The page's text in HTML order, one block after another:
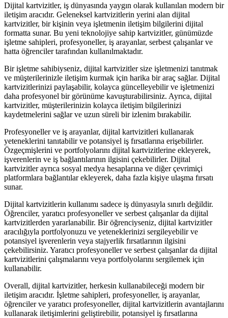
Dijital kartvizitler, iş dünyasında yaygın olarak kullanılan modern bir
iletişim aracıdır. Geleneksel kartvizitlerin yerini alan dijital
kartvizitler, bir kişinin veya işletmenin iletişim bilgilerini dijital
formatta sunar. Bu yeni teknolojiye sahip kartvizitler, günümüzde
işletme sahipleri, profesyoneller, iş arayanlar, serbest çalışanlar ve
hatta öğrenciler tarafından kullanılmaktadır.
Bir işletme sahibiyseniz, dijital kartvizitler size işletmenizi tanıtmak
ve müşterilerinizle iletişim kurmak için harika bir araç sağlar. Dijital
kartvizitlerinizi paylaşabilir, kolayca güncelleyebilir ve işletmenizi
daha profesyonel bir görünüme kavuşturabilirsiniz. Ayrıca, dijital
kartvizitler, müşterilerinizin kolayca iletişim bilgilerinizi
kaydetmelerini sağlar ve uzun süreli bir izlenim bırakabilir.
Profesyoneller ve iş arayanlar, dijital kartvizitleri kullanarak
yeteneklerini tanıtabilir ve potansiyel iş fırsatlarına erişebilirler.
Özgeçmişlerini ve portfolyolarını dijital kartvizitlerine ekleyerek,
işverenlerin ve iş bağlantılarının ilgisini çekebilirler. Dijital
kartvizitler ayrıca sosyal medya hesaplarına ve diğer çevrimiçi
platformlara bağlantılar ekleyerek, daha fazla kişiye ulaşma fırsatı
sunar.
Dijital kartvizitlerin kullanımı sadece iş dünyasıyla sınırlı değildir.
Öğrenciler, yaratıcı profesyoneller ve serbest çalışanlar da dijital
kartvizitlerden yararlanabilir. Bir öğrenciyseniz, dijital kartvizitler
aracılığıyla portfolyonuzu ve yeteneklerinizi sergileyebilir ve
potansiyel işverenlerin veya stajyerlik fırsatlarının ilgisini
çekebilirsiniz. Yaratıcı profesyoneller ve serbest çalışanlar da dijital
kartvizitlerini çalışmalarını veya portfolyolarını sergilemek için
kullanabilir.
Overall, dijital kartvizitler, herkesin kullanabileceği modern bir
iletişim aracıdır. İşletme sahipleri, profesyoneller, iş arayanlar,
öğrenciler ve yaratıcı profesyoneller, dijital kartvizitlerin avantajlarını
kullanarak iletişimlerini geliştirebilir, potansiyel iş fırsatlarına